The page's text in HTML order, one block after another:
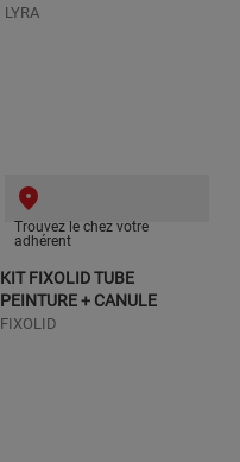
LYRA
Trouvez le chez votre
adhérent
KIT FIXOLID TUBE
PEINTURE + CANULE
FIXOLID